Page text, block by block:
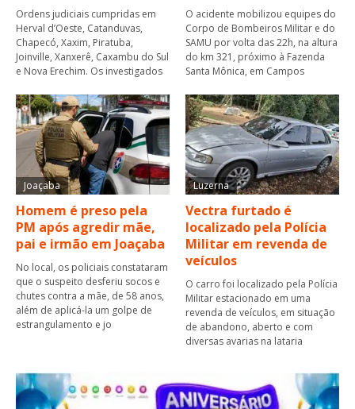
Ordens judiciais cumpridas em
Herval d’Oeste, Catanduvas,
Chapecó, Xaxim, Piratuba,
Joinville, Xanxerê, Caxambu do Sul
e Nova Erechim. Os investigados
O acidente mobilizou equipes do
Corpo de Bombeiros Militar e do
SAMU por volta das 22h, na altura
do km 321, próximo à Fazenda
Santa Mônica, em Campos
Joaçaba
Homem é preso pela
PM após agredir mãe,
pai e irmão em Joaçaba
No local, os policiais constataram
que o suspeito desferiu socos e
chutes contra a mãe, de 58 anos,
além de aplicá-la um golpe de
estrangulamento e jo
Luzerna
Vectra furtado é
localizado pela Polícia
Militar em revenda de
veículos
O carro foi localizado pela Polícia
Militar estacionado em uma
revenda de veículos, em situação
de abandono, aberto e com
diversas avarias na lataria